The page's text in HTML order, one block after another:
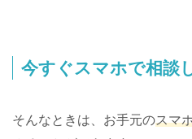
今すぐスマホで相談
そんなときは、お手元のスマ